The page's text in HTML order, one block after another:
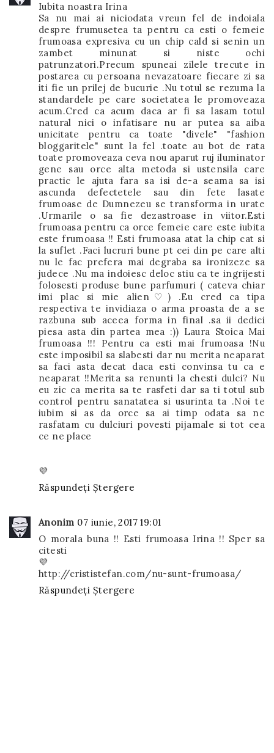
Iubita noastra Irina
Sa nu mai ai niciodata vreun fel de indoiala
despre frumusetea ta pentru ca esti o femeie
frumoasa expresiva cu un chip cald si senin un
zambet minunat si niste ochi
patrunzatori.Precum spuneai zilele trecute in
postarea cu persoana nevazatoare fiecare zi sa
iti fie un prilej de bucurie .Nu totul se rezuma la
standardele pe care societatea le promoveaza
acum.Cred ca acum daca ar fi sa lasam totul
natural nici o infatisare nu ar putea sa aiba
unicitate pentru ca toate "divele" "fashion
bloggaritele" sunt la fel .toate au bot de rata
toate promoveaza ceva nou aparut ruj iluminator
gene sau orce alta metoda si ustensila care
practic le ajuta fara sa isi de-a seama sa isi
ascunda defectetele sau din fete lasate
frumoase de Dumnezeu se transforma in urate
.Urmarile o sa fie dezastroase in viitor.Esti
frumoasa pentru ca orce femeie care este iubita
este frumoasa !! Esti frumoasa atat la chip cat si
la suflet .Faci lucruri bune pt cei din pe care alti
nu le fac prefera mai degraba sa ironizeze sa
judece .Nu ma indoiesc deloc stiu ca te ingrijesti
folosesti produse bune parfumuri ( cateva chiar
imi plac si mie alien♡) .Eu cred ca tipa
respectiva te invidiaza o arma proasta de a se
razbuna sub aceea forma in final .sa ii dedici
piesa asta din partea mea :)) Laura Stoica Mai
frumoasa !!! Pentru ca esti mai frumoasa !Nu
este imposibil sa slabesti dar nu merita neaparat
sa faci asta decat daca esti convinsa tu ca e
neaparat !!Merita sa renunti la chesti dulci? Nu
eu zic ca merita sa te rasfeti dar sa ti totul sub
control pentru sanatatea si usurinta ta .Noi te
iubim si as da orce sa ai timp odata sa ne
rasfatam cu dulciuri povesti pijamale si tot cea
ce ne place
💜
Răspundeți Ștergere
Anonim 07 iunie, 2017 19:01
O morala buna !! Esti frumoasa Irina !! Sper sa
citesti
💜
http://crististefan.com/nu-sunt-frumoasa/
Răspundeți Ștergere